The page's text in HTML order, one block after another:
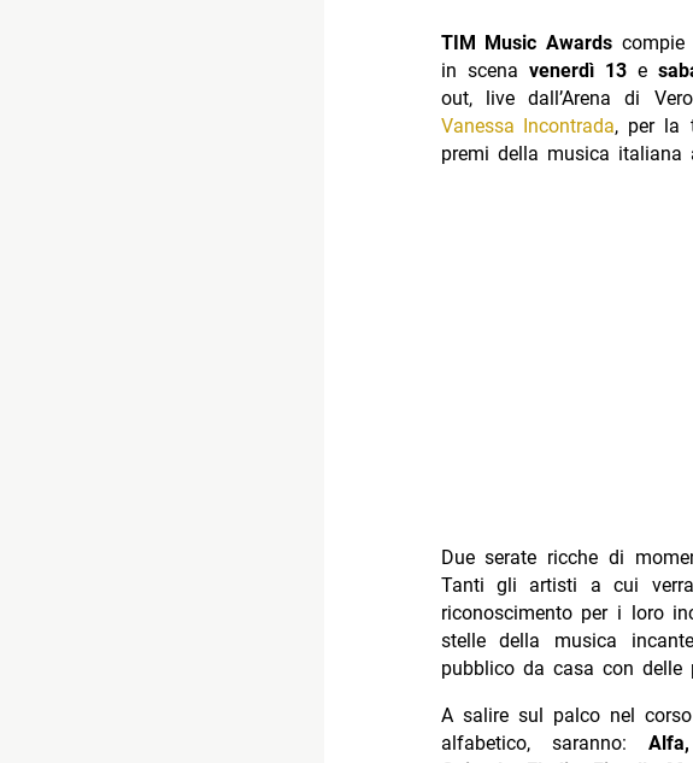
TIM Music Awards
in scena venerdì 13 e
out, live dall’Arena di
Vanessa Incontrada, per la
premi della musica
Due serate ricche di
Tanti gli artisti a cui
riconoscimento per i loro
stelle della musica
pubblico da casa con delle
A salire sul palco nel
alfabetico, saranno: